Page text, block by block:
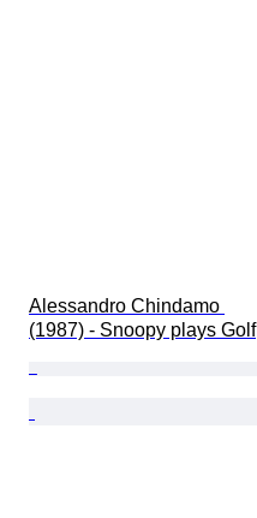
Alessandro Chindamo
(1987) - Snoopy plays Golf